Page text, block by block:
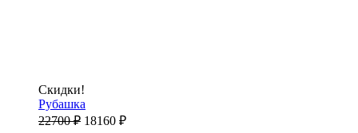
Скидки!
Рубашка
22700₽ 18160 ₽